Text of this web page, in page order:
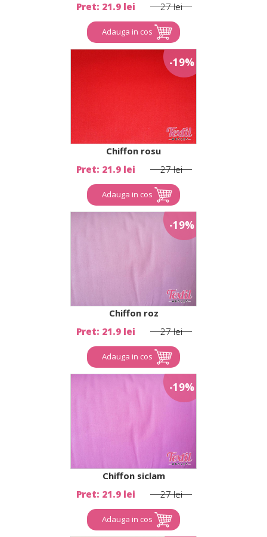
Pret: 21.9 lei
27 lei
Adauga in cos
-19%
Chiffon rosu
Pret: 21.9 lei
27 lei
Adauga in cos
-19%
Chiffon roz
Pret: 21.9 lei
27 lei
Adauga in cos
-19%
Chiffon siclam
Pret: 21.9 lei
27 lei
Adauga in cos